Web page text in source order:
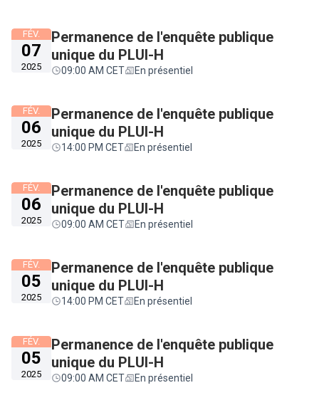
FÉV.
07
2025
Permanence de l'enquête publique
unique du PLUI-H
09:00 AM CET En présentiel
FÉV.
06
2025
Permanence de l'enquête publique
unique du PLUI-H
14:00 PM CET En présentiel
FÉV.
06
2025
Permanence de l'enquête publique
unique du PLUI-H
09:00 AM CET En présentiel
FÉV.
05
2025
Permanence de l'enquête publique
unique du PLUI-H
14:00 PM CET En présentiel
FÉV.
05
2025
Permanence de l'enquête publique
unique du PLUI-H
09:00 AM CET En présentiel